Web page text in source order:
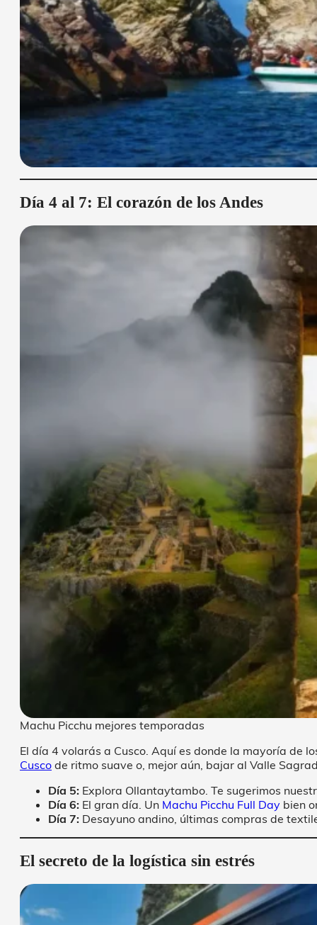
Día 4 al 7: El corazón de los Andes
Machu Picchu mejores temporadas
El día 4 volarás a Cusco. Aquí es donde la mayoría de
Cusco de ritmo suave o, mejor aún, bajar al Valle
Día 5: Explora Ollantaytambo. Te sugerimos
Día 6: El gran día. Un Machu Picchu Full Day bien
Día 7: Desayuno andino, últimas compras de
El secreto de la logística sin estrés